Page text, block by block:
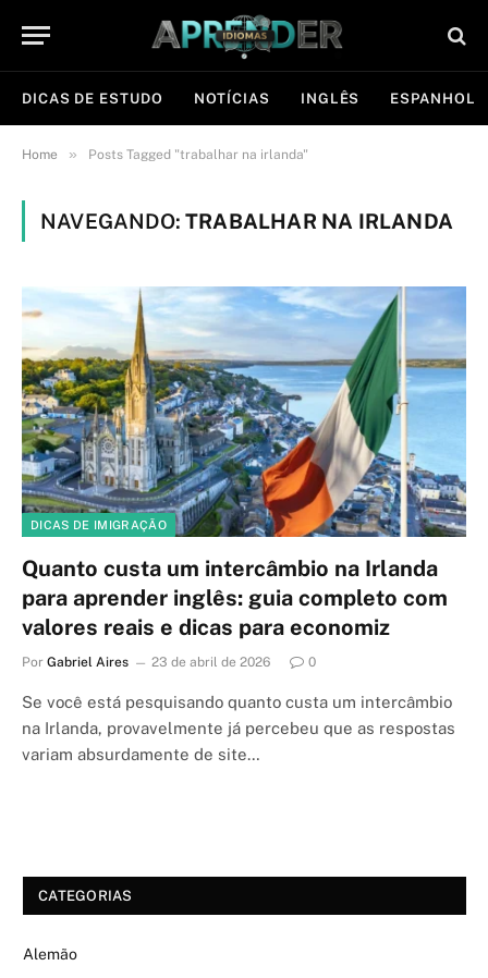
DICAS DE ESTUDO NOTÍCIAS INGLÊS ESPANHOL
Home » Posts Tagged "trabalhar na irlanda"
NAVEGANDO:TRABALHAR NA IRLANDA
DICAS DE IMIGRAÇÃO
Quanto custa um intercâmbio na Irlanda
para aprender inglês: guia completo com
valores reais e dicas para economiz
Por Gabriel Aires 23 de abril de 2026 0
Se você está pesquisando quanto custa um intercâmbio
na Irlanda, provavelmente já percebeu que as respostas
variam absurdamente de site…
CATEGORIAS
Alemão